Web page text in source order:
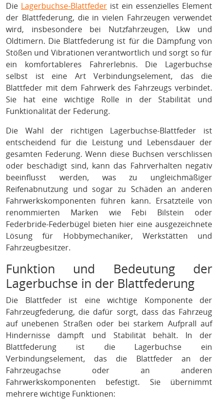
Die Lagerbuchse-Blattfeder ist ein essenzielles Element
der Blattfederung, die in vielen Fahrzeugen verwendet
wird, insbesondere bei Nutzfahrzeugen, Lkw und
Oldtimern. Die Blattfederung ist für die Dämpfung von
Stößen und Vibrationen verantwortlich und sorgt so für
ein komfortableres Fahrerlebnis. Die Lagerbuchse
selbst ist eine Art Verbindungselement, das die
Blattfeder mit dem Fahrwerk des Fahrzeugs verbindet.
Sie hat eine wichtige Rolle in der Stabilität und
Funktionalität der Federung.
Die Wahl der richtigen Lagerbuchse-Blattfeder ist
entscheidend für die Leistung und Lebensdauer der
gesamten Federung. Wenn diese Buchsen verschlissen
oder beschädigt sind, kann das Fahrverhalten negativ
beeinflusst werden, was zu ungleichmäßiger
Reifenabnutzung und sogar zu Schäden an anderen
Fahrwerkskomponenten führen kann. Ersatzteile von
renommierten Marken wie Febi Bilstein oder
Federbride-Federbügel bieten hier eine ausgezeichnete
Lösung für Hobbymechaniker, Werkstätten und
Fahrzeugbesitzer.
Funktion und Bedeutung der
Lagerbuchse in der Blattfederung
Die Blattfeder ist eine wichtige Komponente der
Fahrzeugfederung, die dafür sorgt, dass das Fahrzeug
auf unebenen Straßen oder bei starkem Aufprall auf
Hindernisse dämpft und Stabilität behält. In der
Blattfederung ist die Lagerbuchse ein
Verbindungselement, das die Blattfeder an der
Fahrzeugachse oder an anderen
Fahrwerkskomponenten befestigt. Sie übernimmt
mehrere wichtige Funktionen: